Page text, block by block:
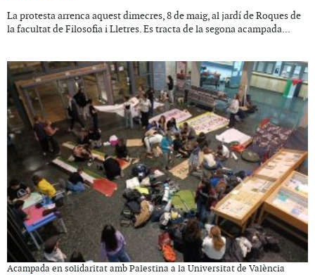
La protesta arrenca aquest dimecres, 8 de maig, al jardí de Roques de
la facultat de Filosofia i Lletres. Es tracta de la segona acampada...
Acampada en solidaritat amb Palestina a la Universitat de València